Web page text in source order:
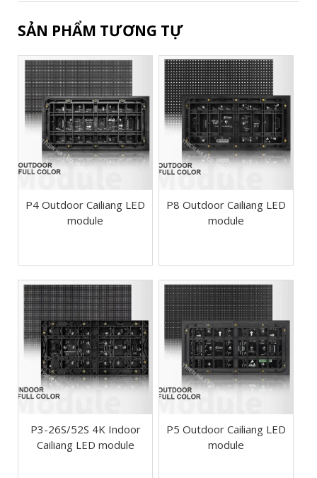
SẢN PHẨM TƯƠNG TỰ
P4 Outdoor Cailiang LED
module
P8 Outdoor Cailiang LED
module
P3-26S/52S 4K Indoor
Cailiang LED module
P5 Outdoor Cailiang LED
module